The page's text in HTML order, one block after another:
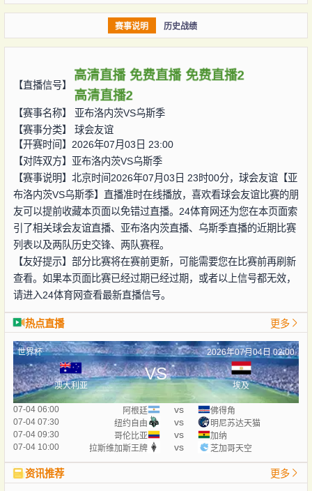
赛事说明 历史战绩
【直播信号】
高清直播 免费直播 免费直播2
高清直播2
【赛事名称】 亚布洛内茨VS乌斯季
【赛事分类】 球会友谊
【开赛时间】2026年07月03日 23:00
【对阵双方】 亚布洛内茨VS乌斯季
【赛事说明】北京时间2026年07月03日 23时00分，球会友谊【亚
布洛内茨VS乌斯季】直播准时在线播放，喜欢看球会友谊比赛的朋
友可以提前收藏本页面以免错过直播。24体育网还为您在本页面索
引了相关球会友谊直播、亚布洛内茨直播、乌斯季直播的近期比赛
列表以及两队历史交锋、两队赛程。
【友好提示】部分比赛将在赛前更新，可能需要您在比赛前再刷新
查看。如果本页面比赛已经过期已经过期，或者以上信号都无效，
请进入24体育网查看最新直播信号。
热点直播 更多
世界杯 2026年07月04日 02:00
澳大利亚
VS
埃及
07-04 06:00 阿根廷 vs
佛得角
07-04 07:30
纽约自由 vs
明尼苏达天猫
07-04 09:30
哥伦比亚 vs
加纳
07-04 10:00
拉斯维加斯王牌 vs 芝加哥天空
资讯推荐 更多